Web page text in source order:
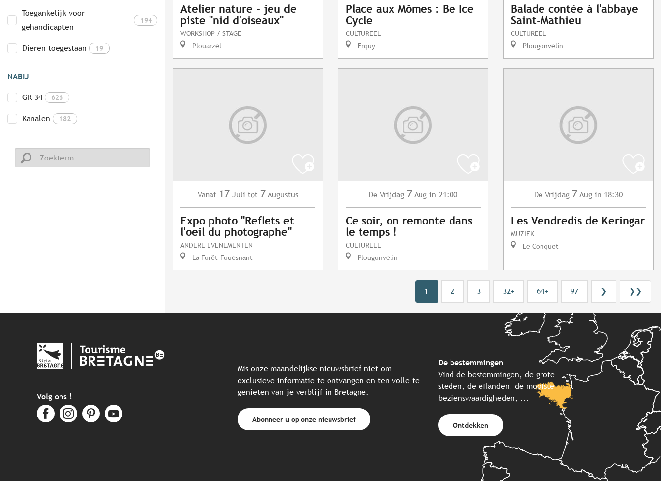
Toegankelijk voor
gehandicapten
194
Dieren toegestaan 19
NABIJ
GR 34 626
Kanalen 182
Atelier nature - jeu de
piste "nid d'oiseaux"
WORKSHOP / STAGE
Plouarzel
Place aux Mômes : Be Ice
Cycle
CULTUREEL
Erquy
Balade contée à l'abbaye
Saint-Mathieu
CULTUREEL
Plougonvelin
Vanaf 17 Juli tot 7 Augustus
Expo photo "Reflets et
l'oeil du photographe"
ANDERE EVENEMENTEN
La Forêt-Fouesnant
De Vrijdag 7 Aug in 21:00
Ce soir, on remonte dans
le temps !
CULTUREEL
Plougonvelin
De Vrijdag 7 Aug in 18:30
Les Vendredis de Keringar
MUZIEK
Le Conquet
1 2 3 32+ 64+ 97 ❯ ❯❯
Volg ons !
Mis onze maandelijkse nieuwsbrief niet om
exclusieve informatie te ontvangen en ten volle te
genieten van je verblijf in Bretagne.
Abonneer u op onze nieuwsbrief
De bestemmingen
Vind de bestemmingen, de grote
steden, de eilanden, de mooiste
bezienswaardigheden, ...
Ontdekken